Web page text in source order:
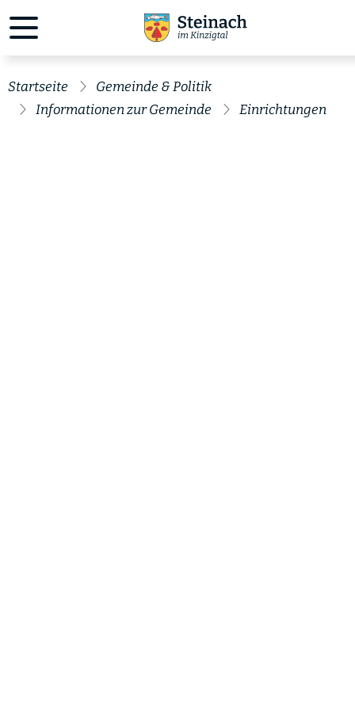
Startseite
Gemeinde & Politik
Informationen zur Gemeinde
Einrichtungen